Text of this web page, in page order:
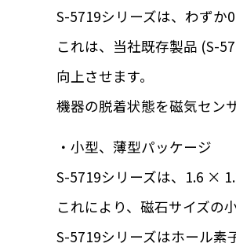
S-5719シリーズは、わずか
これは、当社既存製品 (S-
向上させます。
機器の脱着状態を磁気セン
・小型、薄型パッケージ
S-5719シリーズは、1.6 ×
これにより、磁石サイズの
S-5719シリーズはホール素